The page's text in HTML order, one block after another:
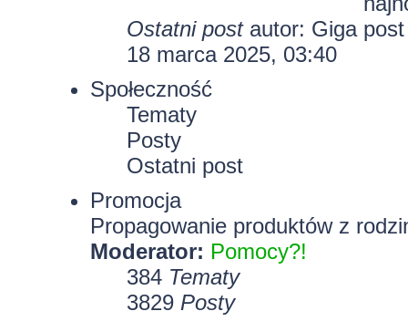
Ostatni postautor: Giga
18 marca 2025, 03:40
Społeczność
Tematy
Posty
Ostatni post
Promocja
Propagowanie produktów z
Moderator: Pomocy?!
384 Tematy
3829 Posty